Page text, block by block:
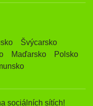
Švýcarsko
Maďarsko
Polsko
sociálních sítích!